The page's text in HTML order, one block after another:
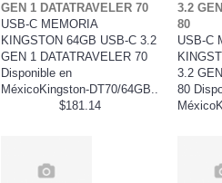
GEN 1 DATATRAVELER 70
USB-C MEMORIA
KINGSTON 64GB USB-C 3.2
GEN 1 DATATRAVELER 70
Disponible en
MéxicoKingston-DT70/64GB..
$181.14
3.2
80
USB-C
3.2
80